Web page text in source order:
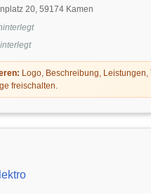
20, 59174 Kamen
Logo, Beschreibung, Leistungen,
freischalten.